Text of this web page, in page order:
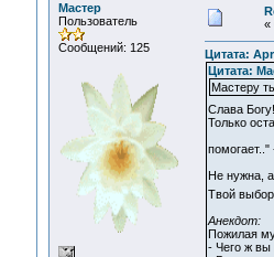
Мастер
Пользователь
Сообщений: 125
«
Цитата:
Цитата:
Мастеру
Слава
Только
Не нужна,
Твой
Анекдот:
Пожилая
- Чего ж вы